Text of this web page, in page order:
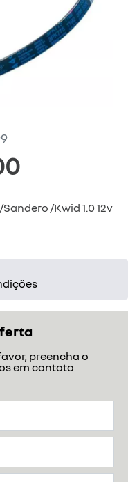
/Kwid 1.0 12v
preencha o
em contato